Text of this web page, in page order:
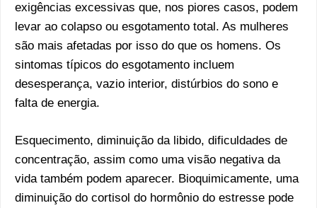
exigências excessivas que, nos piores casos, podem
levar ao colapso ou esgotamento total. As mulheres
são mais afetadas por isso do que os homens. Os
sintomas típicos do esgotamento incluem
desesperança, vazio interior, distúrbios do sono e
falta de energia.
Esquecimento, diminuição da libido, dificuldades de
concentração, assim como uma visão negativa da
vida também podem aparecer. Bioquimicamente, uma
diminuição do cortisol do hormônio do estresse pode